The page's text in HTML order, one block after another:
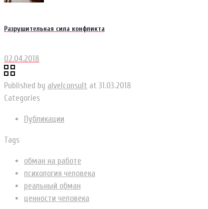
Разрушительная сила конфликта
02.04.2018
Published by alvelconsult at 31.03.2018
Categories
Публикации
Tags
обман на работе
психология человека
реальный обман
ценности человека